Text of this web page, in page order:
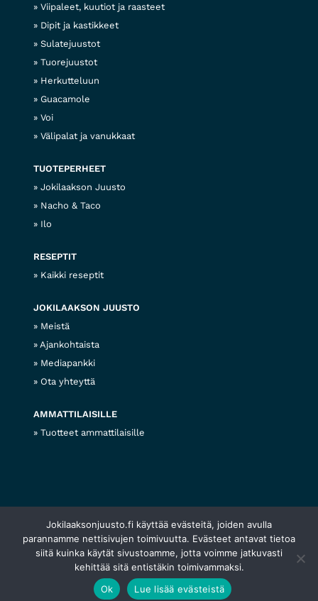
Viipaleet, kuutiot ja raasteet
Dipit ja kastikkeet
Sulatejuustot
Tuorejuustot
Herkutteluun
Guacamole
Voi
Välipalat ja vanukkaat
TUOTEPERHEET
Jokilaakson Juusto
Nacho & Taco
Ilo
RESEPTIT
Kaikki reseptit
JOKILAAKSON JUUSTO
Meistä
Ajankohtaista
Mediapankki
Ota yhteyttä
AMMATTILAISILLE
Tuotteet ammattilaisille
© 2026 Jokilaakson juustoTietosuojaseloste
Evästekäytännöt
Web design
Jokilaaksonjuusto.fi käyttää evästeitä, joiden avulla
parannamme nettisivujen toimivuutta. Evästeet antavat tietoa
siitä kuinka käytät sivustoamme, jotta voimme jatkuvasti
kehittää sitä entistäkin toimivammaksi.
Ok
Lue lisää evästeistä